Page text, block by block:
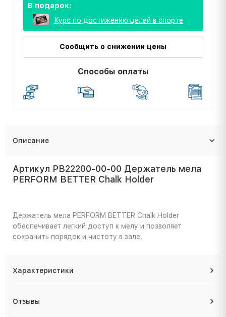
В подарок:
Курс по достижению целей в спорте
Сообщить о снижении цены
Способы оплаты
Описание
Артикул PB22200-00-00 Держатель мела
PERFORM BETTER Chalk Holder
Держатель мела PERFORM BETTER Chalk Holder
обеспечивает легкий доступ к мелу и позволяет
сохранить порядок и чистоту в зале.
Характеристики
Отзывы